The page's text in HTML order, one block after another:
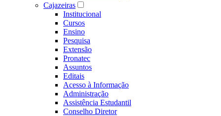
Cajazeiras
Institucional
Cursos
Ensino
Pesquisa
Extensão
Pronatec
Assuntos
Editais
Acesso à Informação
Administração
Assistência Estudantil
Conselho Diretor